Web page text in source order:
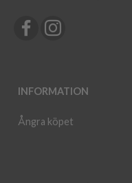
INFORMATION
Ångra köpet